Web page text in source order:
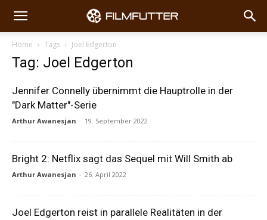
Home Tags Joel Edgerton
Tag: Joel Edgerton
Jennifer Connelly übernimmt die Hauptrolle in der
"Dark Matter"-Serie
Arthur Awanesjan - 19. September 2022
Bright 2: Netflix sagt das Sequel mit Will Smith ab
Arthur Awanesjan - 26. April 2022
Joel Edgerton reist in parallele Realitäten in der